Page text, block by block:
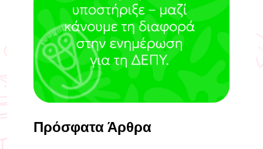
Πρόσφατα Άρθρα